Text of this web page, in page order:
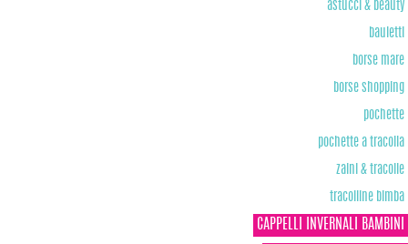
astucci & beauty
bauletti
borse mare
borse shopping
pochette
pochette a tracolla
zaini & tracolle
tracolline bimba
CAPPELLI INVERNALI BAMBINI